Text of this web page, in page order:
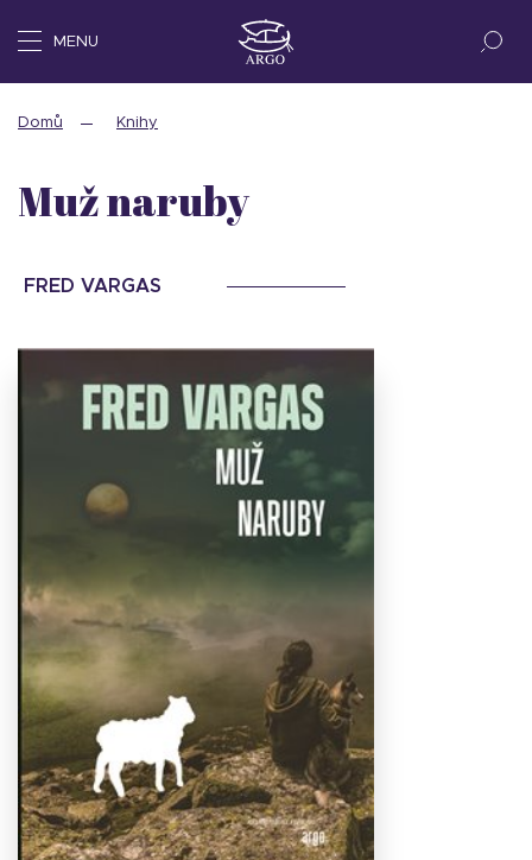
MENU
Domů Knihy
Muž naruby
FRED VARGAS